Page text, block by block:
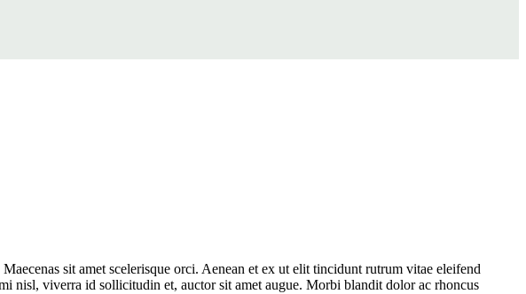
sit amet scelerisque orci. Aenean et ex ut elit tincidunt rutrum vitae eleifend
nisl, viverra id sollicitudin et, auctor sit amet augue. Morbi blandit dolor ac rhoncus